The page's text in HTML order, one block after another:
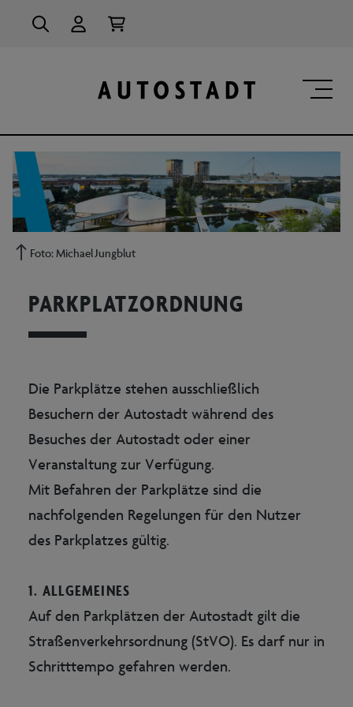
springen
Foto: Michael Jungblut
PARKPLATZORDNUNG
Die Parkplätze stehen ausschließlich
Besuchern der Autostadt während des
Besuches der Autostadt oder einer
Veranstaltung zur Verfügung.
Mit Befahren der Parkplätze sind die
nachfolgenden Regelungen für den Nutzer
des Parkplatzes gültig.
1. ALLGEMEINES
Auf den Parkplätzen der Autostadt gilt die
Straßenverkehrsordnung (StVO). Es darf nur in
Schritttempo gefahren werden.